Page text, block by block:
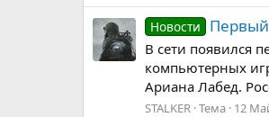
Новости Первый
В сети появился
компьютерных
Ариана Лабед.
STALKER Тема 12